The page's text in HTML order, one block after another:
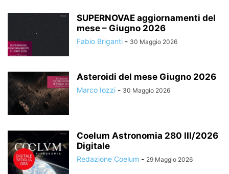
SUPERNOVAE aggiornamenti del
mese – Giugno 2026
Fabio Briganti - 30 Maggio 2026
Asteroidi del mese Giugno 2026
Marco Iozzi - 30 Maggio 2026
Coelum Astronomia 280 III/2026
Digitale
Redazione Coelum - 29 Maggio 2026